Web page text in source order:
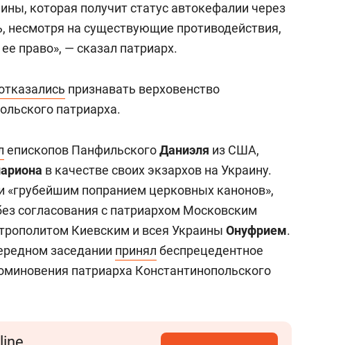
которая получит статус автокефалии через
несмотря на существующие противодействия,
право», — сказал патриарх.
признавать верховенство
патриарха.
епископов ПанфильскогоДаниэля из США,
в качестве своих экзархов на Украину.
«грубейшим попранием церковных канонов»,
согласования с патриархом Московским
Киевским и всея Украины Онуфрием.
заседании принял беспрецедентное
патриарха Константинопольского
невроз» –
человек не считает
сверхнагрузку
стрессом»
Наседкина: «Ремонт
с мебелью за 2